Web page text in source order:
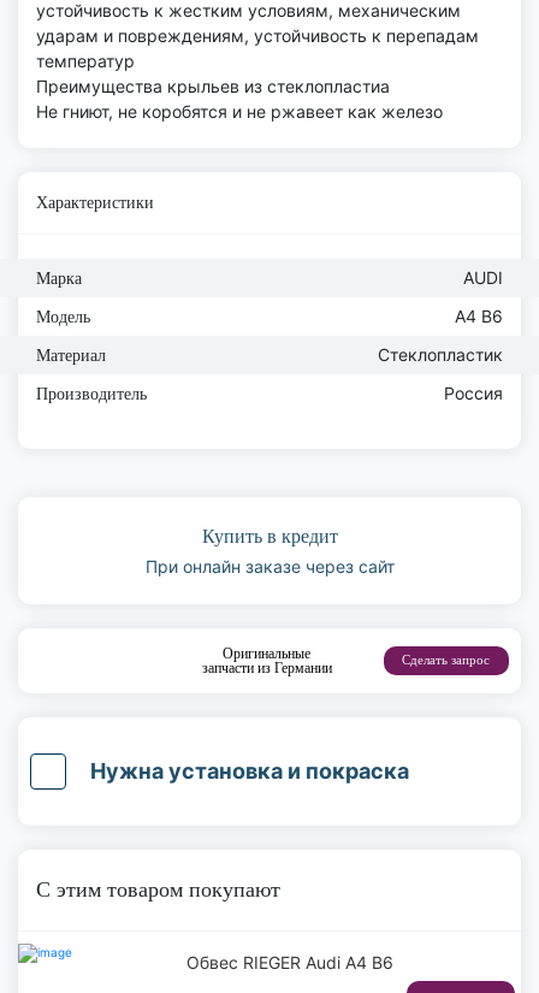
устойчивость к жестким условиям, механическим
ударам и повреждениям, устойчивость к перепадам
температур
Преимущества крыльев из стеклопластиа
Не гниют, не коробятся и не ржавеет как железо
Характеристики
Марка AUDI
Модель A4 B6
Материал Стеклопластик
Производитель Россия
Купить в кредит
При онлайн заказе через сайт
Оригинальные
запчасти из Германии
Сделать запрос
Нужна установка и покраска
С этим товаром покупают
Обвес RIEGER Audi A4 B6